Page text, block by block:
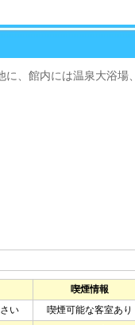
、館内には温泉大浴場、
喫煙情報
い 喫煙可能な客室あり